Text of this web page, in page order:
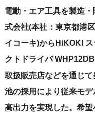
電動・エア工具を製造
式会社(本社：東京都港
イコーキ)からHiKOKI
クトドライバ
取扱販売店などを通じ
池の採用により従来モ
高出力を実現した。希